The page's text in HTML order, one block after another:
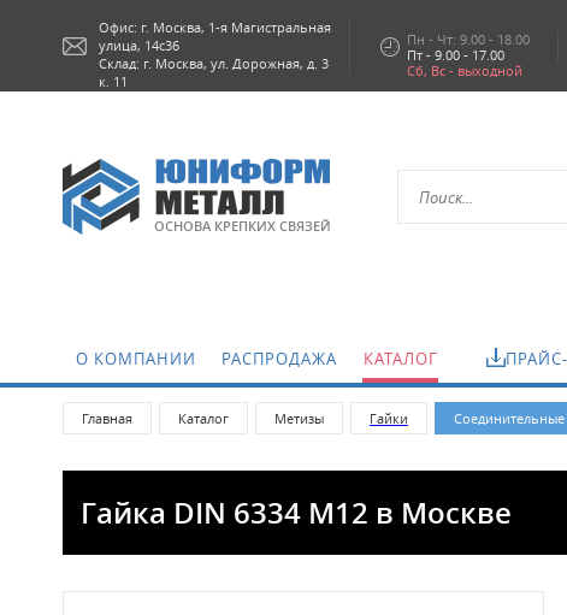
Офис: г. Москва, 1-я Магистральная
улица, 14с36
Склад: г. Москва, ул. Дорожная, д. 3
к. 11
Пн - Чт: 9.00 - 18.00
Пт - 9.00 - 17.00
Сб, Вс - выходной
ОСНОВА КРЕПКИХ СВЯЗЕЙ
О КОМПАНИИ РАСПРОДАЖА КАТАЛОГ
Главная Каталог Метизы Гайки Соединительные
Гайка DIN 6334 М12 в Москве